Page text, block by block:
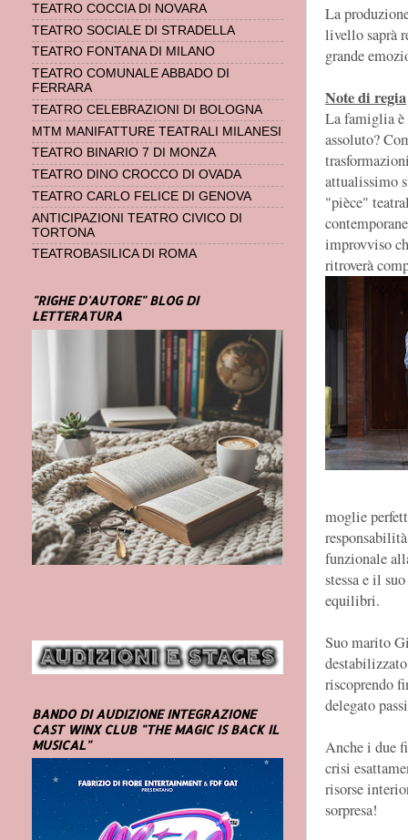
La
livello saprà
grande
Note di regia
La famiglia è
assoluto?
attualissimo
"pièce"
improvviso
ritroverà
moglie
funzionale
stessa e il
equilibri.
Suo marito
riscoprendo
delegato
Anche i due
crisi
risorse
sorpresa!
TEATRO COCCIA DI NOVARA
TEATRO SOCIALE DI STRADELLA
TEATRO FONTANA DI MILANO
TEATRO COMUNALE ABBADO DI
FERRARA
TEATRO CELEBRAZIONI DI BOLOGNA
MTM MANIFATTURE TEATRALI MILANESI
TEATRO BINARIO 7 DI MONZA
TEATRO DINO CROCCO DI OVADA
TEATRO CARLO FELICE DI GENOVA
ANTICIPAZIONI TEATRO CIVICO DI
TORTONA
TEATROBASILICA DI ROMA
"RIGHE D'AUTORE" BLOG DI
LETTERATURA
BANDO DI AUDIZIONE INTEGRAZIONE
CAST WINX CLUB "THE MAGIC IS BACK IL
MUSICAL"